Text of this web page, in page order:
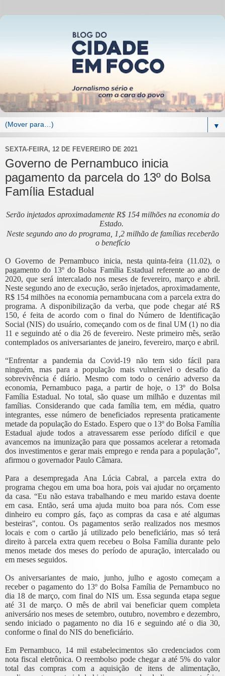
▼
SEXTA-FEIRA, 12 DE FEVEREIRO DE 2021
Governo de Pernambuco inicia
pagamento da parcela do 13º do Bolsa
Família Estadual
Serão injetados aproximadamente R$ 154 milhões na economia do
Estado.
Neste segundo ano do programa, 1,2 milhão de famílias receberão
o benefício
O Governo de Pernambuco inicia, nesta quinta-feira (11.02), o
pagamento do 13º do Bolsa Família Estadual referente ao ano de
2020, que será intercalado nos meses de fevereiro, março e abril.
Neste segundo ano de execução, serão injetados, aproximadamente,
R$ 154 milhões na economia pernambucana com a parcela extra do
programa. A disponibilização da verba, que pode chegar até R$
150, é feita de acordo com o final do Número de Identificação
Social (NIS) do usuário, começando com os de final UM (1) no dia
11 e seguindo até o dia 26 de fevereiro. Neste primeiro mês, serão
contemplados os aniversariantes de janeiro, fevereiro, março e abril.
“Enfrentar a pandemia da Covid-19 não tem sido fácil para
ninguém, mas para a população mais vulnerável o desafio da
sobrevivência é diário. Mesmo com todo o cenário adverso da
economia, Pernambuco paga, a partir de hoje, o 13º do Bolsa
Família Estadual. No total, são quase um milhão e duzentas mil
famílias. Considerando que cada família tem, em média, quatro
integrantes, esse número de beneficiados representa praticamente
metade da população do Estado. Espero que o 13º do Bolsa Família
Estadual ajude todos a atravessarem esse período difícil e que
avancemos na imunização para que possamos acelerar a retomada
dos investimentos e gerar mais emprego e renda para a população”,
afirmou o governador Paulo Câmara.
Para a desempregada Ana Lúcia Cabral, a parcela extra do
programa chegou em uma boa hora, pois vai ajudar no orçamento
da casa. “Eu não estava trabalhando e meu marido estava doente
em casa. Então, será uma ajuda muito boa para nós. Com esse
dinheiro eu compro gás, faço as compras da casa e até algumas
besteiras", contou. Os pagamentos serão realizados nos mesmos
locais e com o cartão já utilizado pelo beneficiário, mas só terá
direito à parcela extra quem recebeu o Bolsa Família durante pelo
menos metade dos meses do período de apuração, intercalado ou
em meses seguidos.
Os aniversariantes de maio, junho, julho e agosto começam a
receber o pagamento do 13º do Bolsa Família de Pernambuco no
dia 18 de março, com final do NIS um. Essa segunda etapa segue
até 31 de março. O mês de abril vai beneficiar quem completa
aniversário nos meses de setembro, outubro, novembro e dezembro,
sendo iniciado o pagamento no dia 16 e seguindo até o dia 30,
conforme o final do NIS do beneficiário.
Em Pernambuco, 14 mil estabelecimentos são credenciados com
nota fiscal eletrônica. O reembolso pode chegar a até 5% do valor
total das compras com a aquisição de itens de alimentação,